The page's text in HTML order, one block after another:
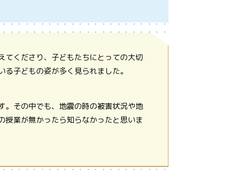
てくださり、子どもたちにとっての大切
子どもの姿が多く見られました。
。その中でも、地震の時の被害状況や地
業が無かったら知らなかったと思いま